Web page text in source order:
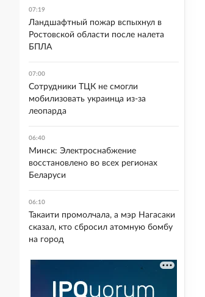
07:19
Ландшафтный пожар вспыхнул в
Ростовской области после налета
БПЛА
07:00
Сотрудники ТЦК не смогли
мобилизовать украинца из-за
леопарда
06:40
Минск: Электроснабжение
восстановлено во всех регионах
Беларуси
06:10
Такаити промолчала, а мэр Нагасаки
сказал, кто сбросил атомную бомбу
на город